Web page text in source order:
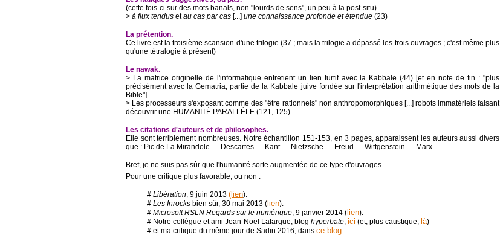
(cette fois-ci sur des mots banals, non "lourds de sens", un peu à la post-situ)
> à flux tendus etau cas par cas [...] une connaissance profonde et étendue (23)
La prétention.
Ce livre est la troisième scansion d'une trilogie (37 ; mais la trilogie a dépassé les trois ouvrages ; c'est même plus
qu'une tétralogie à présent)
Le nawak.
> La matrice originelle de l'informatique entretient un lien furtif avec la Kabbale (44) [et en note de fin : "plus
précisément avec la Gematria, partie de la Kabbale juive fondée sur l'interprétation arithmétique des mots de la
Bible"].
> Les processeurs s'exposant comme des "être rationnels" non anthropomorphiques [...] robots immatériels faisant
découvrir une HUMANITÉ PARALLÈLE (121, 125).
Les citations d'auteurs et de philosophes.
Elle sont terriblement nombreuses. Notre échantillon 151-153, en 3 pages, apparaissent les auteurs aussi divers
que : Pic de La Mirandole ― Descartes ― Kant ― Nietzsche ― Freud ― Wittgenstein ― Marx.
Bref, je ne suis pas sûr que l'humanité sorte augmentée de ce type d'ouvrages.
Pour une critique plus favorable, ou non :
# Libération, 9 juin 2013 (lien).
# Les Inrocks bien sûr, 30 mai 2013 ( lien).
# Microsoft RSLN Regards sur le numérique, 9 janvier 2014 ( lien).
# Notre collègue et ami Jean-Noël Lafargue, blog hyperbate, ici (et, plus caustique, là)
# et ma critique du même jour de Sadin 2016, dans ce blog.